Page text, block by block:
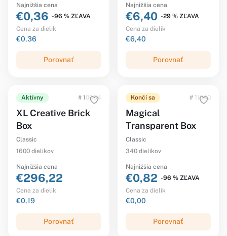
Najnižšia cena
€0,36 -96 % ZĽAVA
Cena za dielik
€0,36
Porovnať
Najnižšia cena
€6,40 -29 % ZĽAVA
Cena za dielik
€6,40
Porovnať
Aktívny # 10654
XL Creative Brick
Box
Classic
1600 dielikov
Najnižšia cena
€296,22
Cena za dielik
€0,19
Porovnať
Končí sa # 11040
Magical
Transparent Box
Classic
340 dielikov
Najnižšia cena
€0,82 -96 % ZĽAVA
Cena za dielik
€0,00
Porovnať